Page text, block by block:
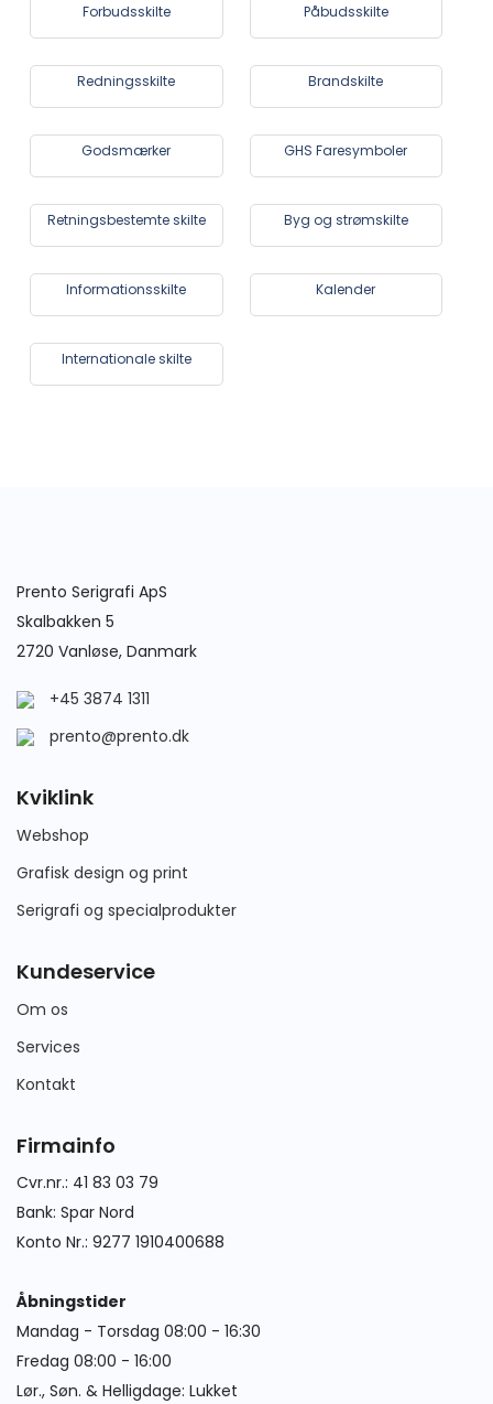
Forbudsskilte Påbudsskilte
Redningsskilte Brandskilte
Godsmærker GHS Faresymboler
Retningsbestemte skilte Byg og strømskilte
Informationsskilte Kalender
Internationale skilte
Prento Serigrafi ApS
Skalbakken 5
2720 Vanløse, Danmark
+45 3874 1311
prento@prento.dk
Kviklink
Webshop
Grafisk design og print
Serigrafi og specialprodukter
Kundeservice
Om os
Services
Kontakt
Firmainfo
Cvr.nr.: 41 83 03 79
Bank: Spar Nord
Konto Nr.: 9277 1910400688
Åbningstider
Mandag - Torsdag 08:00 - 16:30
Fredag 08:00 - 16:00
Lør., Søn. & Helligdage: Lukket